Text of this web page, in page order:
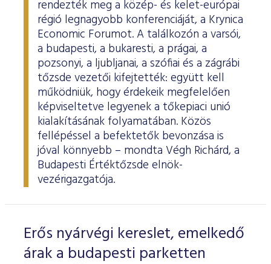
rendezték meg a közép- és kelet-európai
régió legnagyobb konferenciáját, a Krynica
Economic Forumot. A találkozón a varsói,
a budapesti, a bukaresti, a prágai, a
pozsonyi, a ljubljanai, a szófiai és a zágrábi
tőzsde vezetői kifejtették: együtt kell
működniük, hogy érdekeik megfelelően
képviseltetve legyenek a tőkepiaci unió
kialakításának folyamatában. Közös
fellépéssel a befektetők bevonzása is
jóval könnyebb – mondta Végh Richárd, a
Budapesti Értéktőzsde elnök-
vezérigazgatója.
Erős nyárvégi kereslet, emelkedő
árak a budapesti parketten